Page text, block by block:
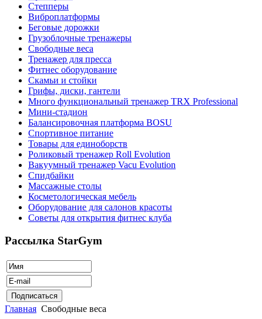
Степперы
Виброплатформы
Беговые дорожки
Грузоблочные тренажеры
Свободные веса
Тренажер для пресса
Фитнес оборудование
Скамьи и стойки
Грифы, диски, гантели
Много функциональный тренажер TRX Professional
Мини-стадион
Балансировочная платформа BOSU
Спортивное питание
Товары для единоборств
Роликовый тренажер Roll Evolution
Вакуумный тренажер Vacu Evolution
Спидбайки
Массажные столы
Косметологическая мебель
Оборудование для салонов красоты
Советы для открытия фитнес клуба
Рассылка StarGym
Главная Свободные веса